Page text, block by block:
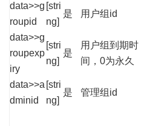
data>>g
roupid
[stri
ng]
是 用户组id
data>>g
roupexp
iry
[stri
ng]
是
用户组到期时
间，0为永久
data>>a
dminid
[stri
ng]
是 管理组id